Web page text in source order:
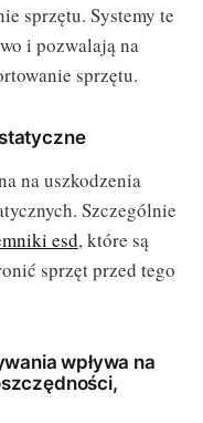
sprzętu. Systemy te
i pozwalają na
sprzętu.
na uszkodzenia
Szczególnie
esd, które są
sprzęt przed tego
wpływa na